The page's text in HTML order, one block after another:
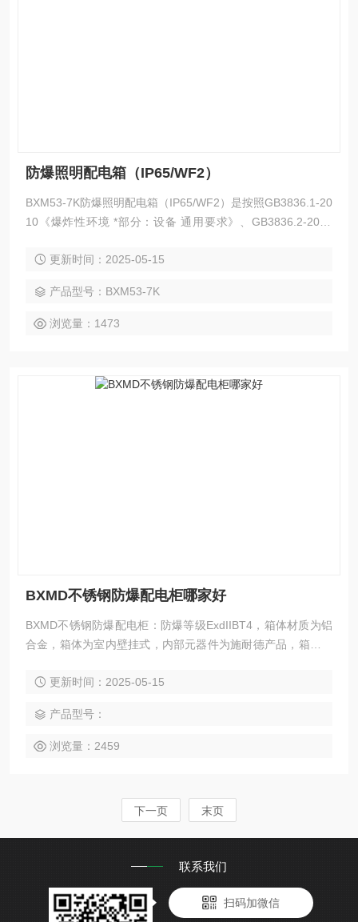
防爆照明配电箱（IP65/WF2）
BXM53-7K防爆照明配电箱（IP65/WF2）是按照GB3836.1-20
10《爆炸性环境 *部分：设备 通用要求》、GB3836.2-2010
36.3-2010《爆炸性环境 第三部分：由增安型“e“保护的设备》
更新时间：2025-05-15
产品型号：BXM53-7K
浏览量：1473
BXMD不锈钢防爆配电柜哪家好
BXMD不锈钢防爆配电柜：防爆等级ExdIIBT4，箱体材质为铝
合金，箱体为室内壁挂式，内部元器件为施耐德产品，箱体需
断1个，微断均为三联，20A防爆3孔插座1个，16A防爆5孔插
好）
更新时间：2025-05-15
产品型号：
浏览量：2459
下一页 末页
联系我们
扫码加微信